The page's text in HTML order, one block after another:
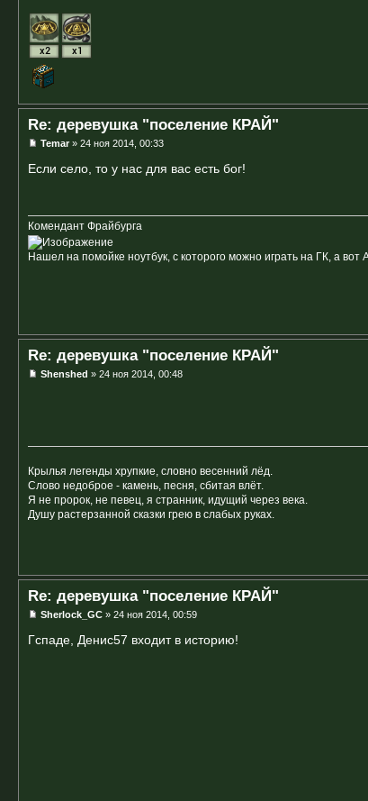
Re: деревушка "поселение КРАЙ"
Temar » 24 ноя 2014, 00:33
Если село, то у нас для вас есть бог!
Комендант Фрайбурга
Нашел на помойке ноутбук, с которого можно играть на ГК, а вот
Re: деревушка "поселение КРАЙ"
Shenshed » 24 ноя 2014, 00:48
Крылья легенды хрупкие, словно весенний лёд.
Слово недоброе - камень, песня, сбитая влёт.
Я не пророк, не певец, я странник, идущий через века.
Душу растерзанной сказки грею в слабых руках.
Re: деревушка "поселение КРАЙ"
Sherlock_GC » 24 ноя 2014, 00:59
Гспаде, Денис57 входит в историю!